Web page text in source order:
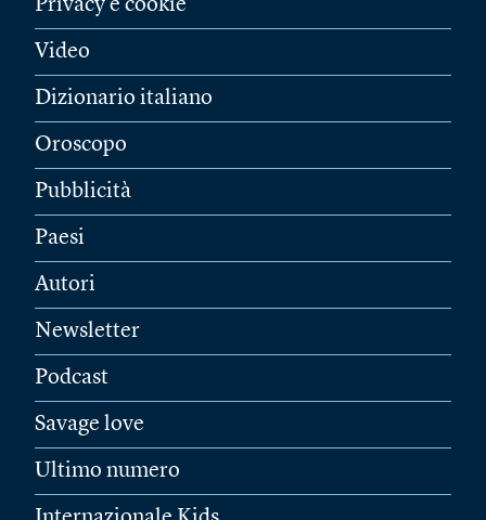
Privacy e cookie
Video
Dizionario italiano
Oroscopo
Pubblicità
Paesi
Autori
Newsletter
Podcast
Savage love
Ultimo numero